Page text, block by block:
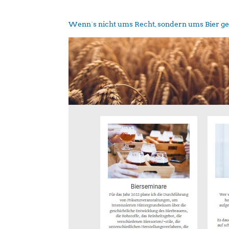
Wenn´s nicht ums Recht, sondern ums Bier